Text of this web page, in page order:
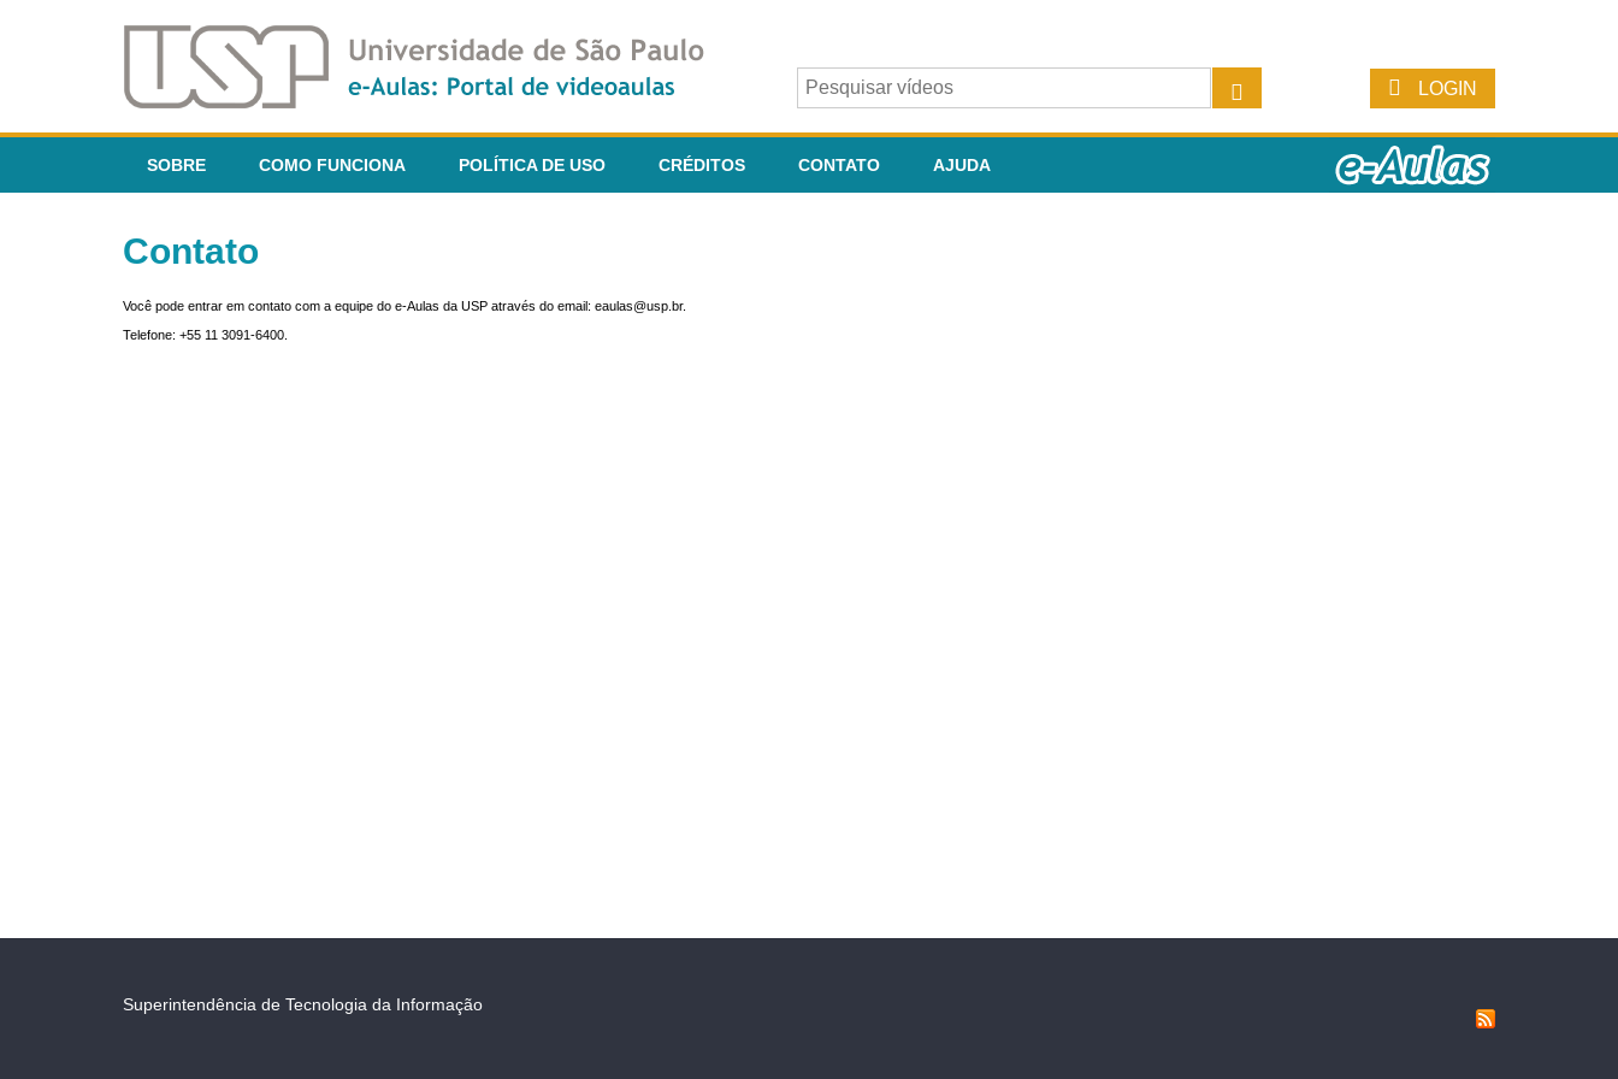
LOGIN
SOBRE COMO FUNCIONA POLÍTICA DE USO CRÉDITOS CONTATO AJUDA
Contato
Você pode entrar em contato com a equipe do e-Aulas da USP através do email: eaulas@usp.br.
Telefone: +55 11 3091-6400.
Superintendência de Tecnologia da Informação